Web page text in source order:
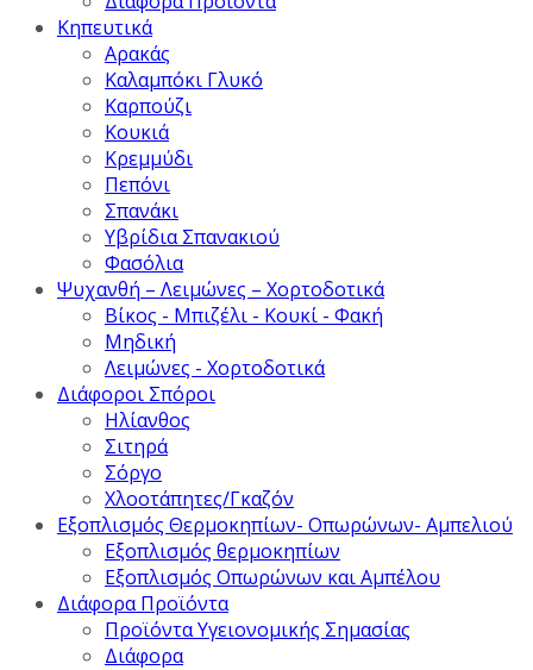
Κηπευτικά
Αρακάς
Καλαμπόκι Γλυκό
Καρπούζι
Κουκιά
Κρεμμύδι
Πεπόνι
Σπανάκι
Υβρίδια Σπανακιού
Φασόλια
Ψυχανθή – Λειμώνες – Χορτοδοτικά
Βίκος - Μπιζέλι - Κουκί - Φακή
Μηδική
Λειμώνες - Χορτοδοτικά
Διάφοροι Σπόροι
Ηλίανθος
Σιτηρά
Σόργο
Χλοοτάπητες/Γκαζόν
Εξοπλισμός Θερμοκηπίων- Οπωρώνων- Αμπελιού
Εξοπλισμός θερμοκηπίων
Εξοπλισμός Οπωρώνων και Αμπέλου
Διάφορα Προϊόντα
Προϊόντα Υγειονομικής Σημασίας
Διάφορα